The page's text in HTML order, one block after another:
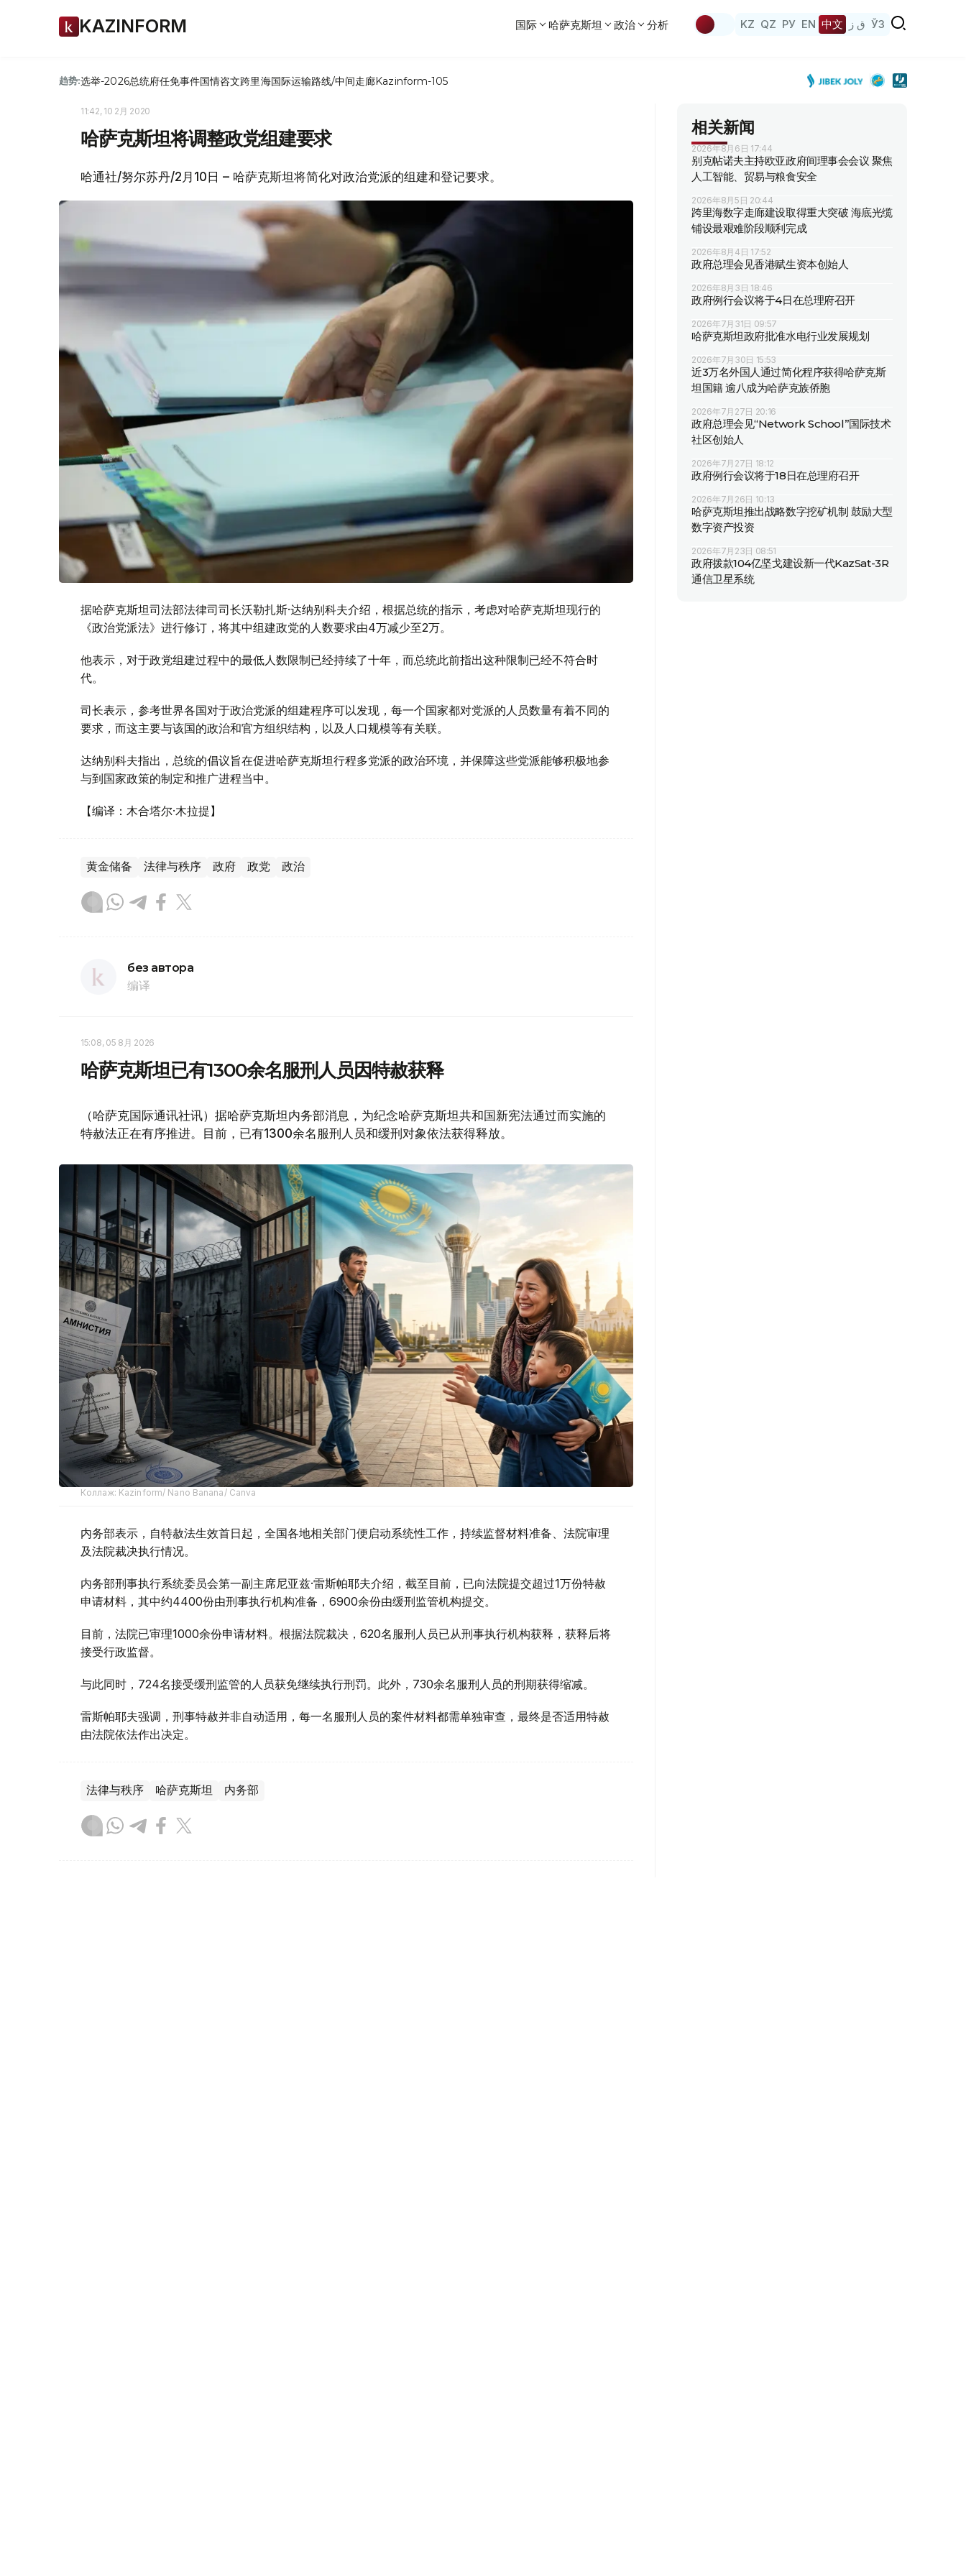
KAZINFORM 国际 哈萨克斯坦 政治 分析 KZ QZ РУ EN 中文 ق ز ЎЗ
趋势:选举-2026总统府任免事件国情咨文跨里海国际运输路线/中间走廊Kazinform-105
11:42, 10 2月 2020
哈萨克斯坦将调整政党组建要求
哈通社/努尔苏丹/2月10日 – 哈萨克斯坦将简化对政治党派的组建和登记要求。
据哈萨克斯坦司法部法律司司长沃勒扎斯·达纳别科夫介绍，根据总统的指示，考虑对哈萨克斯坦现行的
《政治党派法》进行修订，将其中组建政党的人数要求由4万减少至2万。
他表示，对于政党组建过程中的最低人数限制已经持续了十年，而总统此前指出这种限制已经不符合时
代。
司长表示，参考世界各国对于政治党派的组建程序可以发现，每一个国家都对党派的人员数量有着不同的
要求，而这主要与该国的政治和官方组织结构，以及人口规模等有关联。
达纳别科夫指出，总统的倡议旨在促进哈萨克斯坦行程多党派的政治环境，并保障这些党派能够积极地参
与到国家政策的制定和推广进程当中。
【编译：木合塔尔·木拉提】
黄金储备 法律与秩序 政府 政党 政治
без автора
编译
15:08, 05 8月 2026
哈萨克斯坦已有1300余名服刑人员因特赦获释
（哈萨克国际通讯社讯）据哈萨克斯坦内务部消息，为纪念哈萨克斯坦共和国新宪法通过而实施的
特赦法正在有序推进。目前，已有1300余名服刑人员和缓刑对象依法获得释放。
Коллаж: Kazinform/ Nano Banana/ Canva
内务部表示，自特赦法生效首日起，全国各地相关部门便启动系统性工作，持续监督材料准备、法院审理
及法院裁决执行情况。
内务部刑事执行系统委员会第一副主席尼亚兹·雷斯帕耶夫介绍，截至目前，已向法院提交超过1万份特赦
申请材料，其中约4400份由刑事执行机构准备，6900余份由缓刑监管机构提交。
目前，法院已审理1000余份申请材料。根据法院裁决，620名服刑人员已从刑事执行机构获释，获释后将
接受行政监督。
与此同时，724名接受缓刑监管的人员获免继续执行刑罚。此外，730余名服刑人员的刑期获得缩减。
雷斯帕耶夫强调，刑事特赦并非自动适用，每一名服刑人员的案件材料都需单独审查，最终是否适用特赦
由法院依法作出决定。
法律与秩序 哈萨克斯坦 内务部
相关新闻
2026年8月6日 17:44
别克帖诺夫主持欧亚政府间理事会会议 聚焦
人工智能、贸易与粮食安全
2026年8月5日 20:44
跨里海数字走廊建设取得重大突破 海底光缆
铺设最艰难阶段顺利完成
2026年8月4日 17:52
政府总理会见香港赋生资本创始人
2026年8月3日 18:46
政府例行会议将于4日在总理府召开
2026年7月31日 09:57
哈萨克斯坦政府批准水电行业发展规划
2026年7月30日 15:53
近3万名外国人通过简化程序获得哈萨克斯
坦国籍 逾八成为哈萨克族侨胞
2026年7月27日 20:16
政府总理会见“Network School”国际技术
社区创始人
2026年7月27日 18:12
政府例行会议将于18日在总理府召开
2026年7月26日 10:13
哈萨克斯坦推出战略数字挖矿机制 鼓励大型
数字资产投资
2026年7月23日 08:51
政府拨款104亿坚戈建设新一代KazSat-3R
通信卫星系统